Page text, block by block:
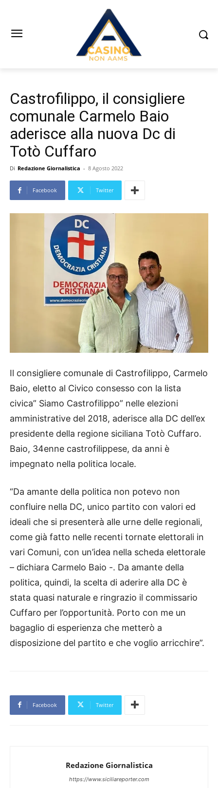
Castrofilippo, il consigliere
comunale Carmelo Baio
aderisce alla nuova Dc di
Totò Cuffaro
Di Redazione Giornalistica - 8 Agosto 2022
Facebook Twitter
Il consigliere comunale di Castrofilippo, Carmelo
Baio, eletto al Civico consesso con la lista
civica” Siamo Castrofilippo” nelle elezioni
amministrative del 2018, aderisce alla DC dell’ex
presidente della regione siciliana Totò Cuffaro.
Baio, 34enne castrofilippese, da anni è
impegnato nella politica locale.
“Da amante della politica non potevo non
confluire nella DC, unico partito con valori ed
ideali che si presenterà alle urne delle regionali,
come già fatto nelle recenti tornate elettorali in
vari Comuni, con un’idea nella scheda elettorale
– dichiara Carmelo Baio -. Da amante della
politica, quindi, la scelta di aderire alla DC è
stata quasi naturale e ringrazio il commissario
Cuffaro per l’opportunità. Porto con me un
bagaglio di esperienza che metterò a
disposizione del partito e che voglio arricchire”.
Facebook Twitter
Redazione Giornalistica
https://www.siciliareporter.com